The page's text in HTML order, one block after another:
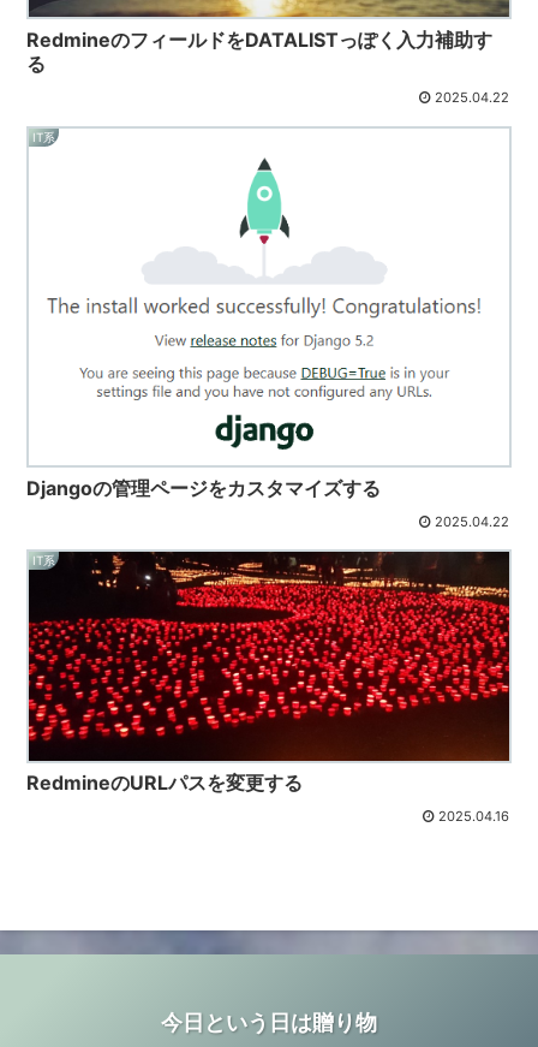
RedmineのフィールドをDATALISTっぽく入力補助す
る
2025.04.22
IT系
Djangoの管理ページをカスタマイズする
2025.04.22
IT系
RedmineのURLパスを変更する
2025.04.16
今日という日は贈り物